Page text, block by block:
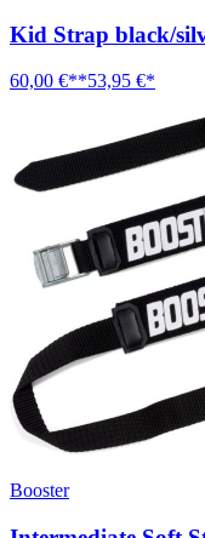
Kid Strap black/
60,00 €**53,95 €*
Booster